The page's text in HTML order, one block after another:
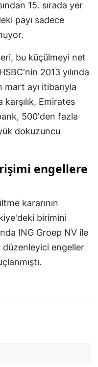
15. sırada yer
payı sadece
bu küçülmeyi net
2013 yılında
mart ayı itibarıyla
Emirates
500'den fazla
dokuzuncu
engellere
kararının
birimini
ING Groep NV ile
düzenleyici engeller